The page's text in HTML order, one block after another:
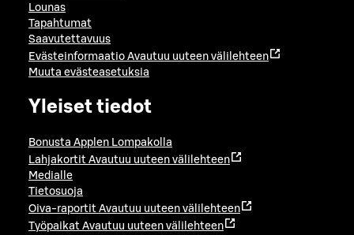
Lounas
Tapahtumat
Saavutettavuus
Evästeinformaatio Avautuu uuteen välilehteen
Muuta evästeasetuksia
Yleiset tiedot
Bonusta Applen Lompakolla
Lahjakortit Avautuu uuteen välilehteen
Medialle
Tietosuoja
Oiva-raportit Avautuu uuteen välilehteen
Työpaikat Avautuu uuteen välilehteen